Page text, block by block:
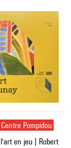
Pompidou
en jeu | Robert